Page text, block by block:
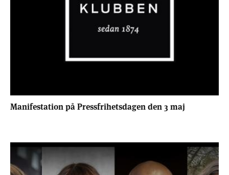
Manifestation på Pressfrihetsdagen den 3 maj